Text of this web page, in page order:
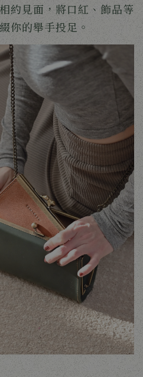
約見面，將口紅、飾品等
你的舉手投足。